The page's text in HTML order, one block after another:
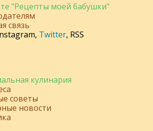
"Рецепты моей бабушки"
связь
, Twitter, RSS
кулинария
советы
новости